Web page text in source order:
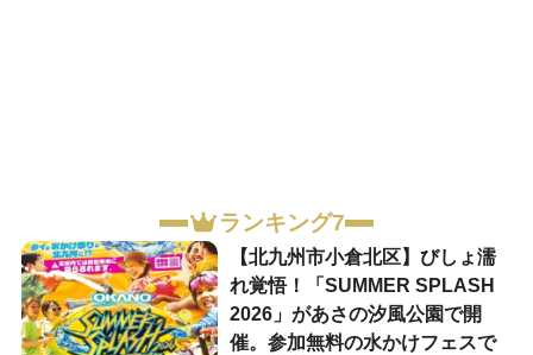
ランキング7
【北九州市小倉北区】びしょ濡
れ覚悟！「SUMMER SPLASH
2026」があさの汐風公園で開
催。参加無料の水かけフェスで